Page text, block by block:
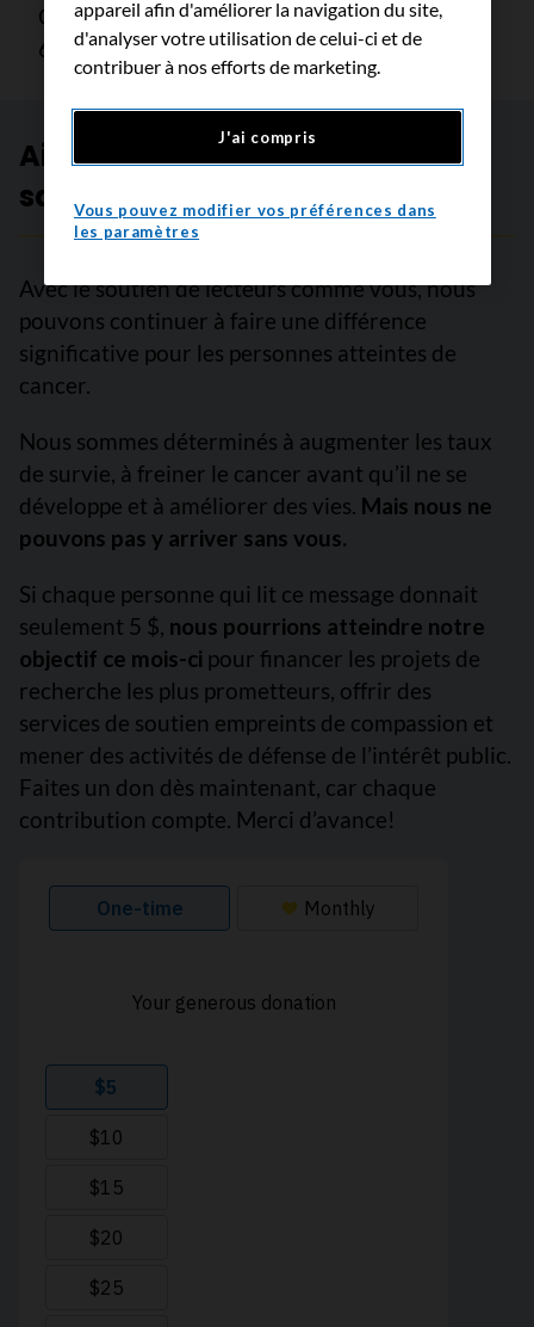
Gestionnaire, Communications
647 614-9726
Aidez-nous à créer un avenir
sans cancer
Avec le soutien de lecteurs comme vous, nous
pouvons continuer à faire une différence
significative pour les personnes atteintes de
cancer.
Nous sommes déterminés à augmenter les taux
de survie, à freiner le cancer avant qu’il ne se
développe et à améliorer des vies. Mais nous ne
pouvons pas y arriver sans vous.
Si chaque personne qui lit ce message donnait
seulement 5 $, nous pourrions atteindre notre
objectif ce mois-ci pour financer les projets de
recherche les plus prometteurs, offrir des
services de soutien empreints de compassion et
mener des activités de défense de l’intérêt public.
Faites un don dès maintenant, car chaque
contribution compte. Merci d’avance!
appareil afin d'améliorer la navigation du site,
d'analyser votre utilisation de celui-ci et de
contribuer à nos efforts de marketing.
J'ai compris
Vous pouvez modifier vos préférences dans
les paramètres